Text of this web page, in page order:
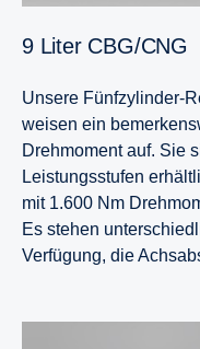
9 Liter CBG/CNG
Unsere Fünfzylinder-
weisen ein
Drehmoment auf. Sie
Leistungsstufen
mit 1.600 Nm
Es stehen
Verfügung, die